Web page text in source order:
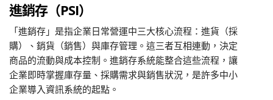
進銷存（PSI）
「進銷存」是指企業日常營運中三大核心流程：進貨（採
購）、銷貨（銷售）與庫存管理。這三者互相連動，決定
商品的流動與成本控制。進銷存系統能整合這些流程，讓
企業即時掌握庫存量、採購需求與銷售狀況，是許多中小
企業導入資訊系統的起點。